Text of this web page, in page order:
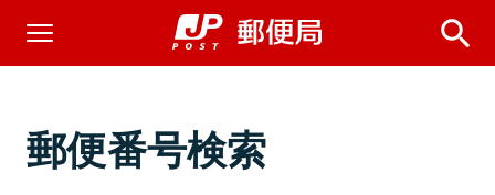
郵便番号検索